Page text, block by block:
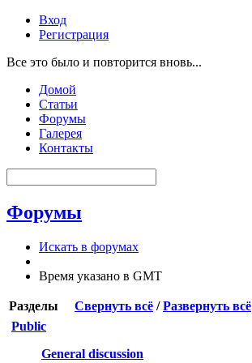
Вход
Регистрация
Все это было и повторится вновь...
Домой
Статьи
Форумы
Галерея
Контакты
Форумы
Искать в форумах
Время указано в GMT
Разделы Свернуть всё /Развернуть всё
Public
General discussion